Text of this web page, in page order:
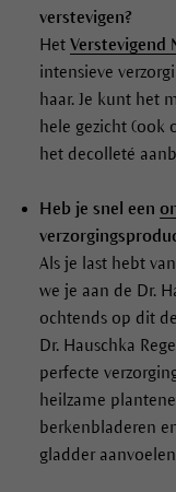
verstevigen?
Het Verstevigend
intensieve
haar. Je kunt het
hele gezicht (ook
het decolleté
Heb je snel een
Als je last hebt
we je aan de Dr.
ochtends op dit
Dr. Hauschka
perfecte
heilzame
berkenbladeren
gladder